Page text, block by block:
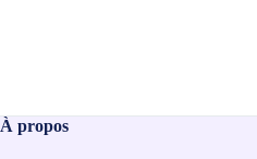
À propos